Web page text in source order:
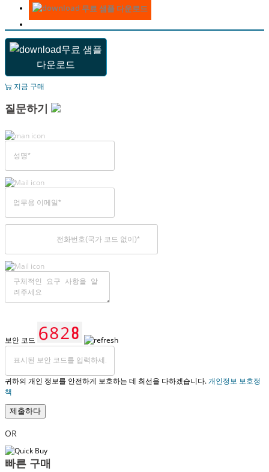
무료 샘플 다운로드
무료 샘플
다운로드
지금 구매
질문하기
보안 코드
귀하의 개인 정보를 안전하게 보호하는 데 최선을 다하겠습니다.개인정보 보호정
책
제출하다
OR
빠른 구매